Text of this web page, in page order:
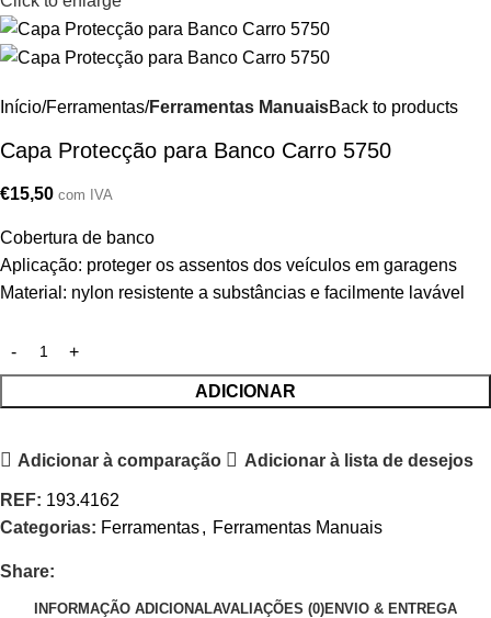
Início Ferramentas Ferramentas ManuaisBack to products
Capa Protecção para Banco Carro 5750
€15,50 com IVA
Cobertura de banco
Aplicação: proteger os assentos dos veículos em garagens
Material: nylon resistente a substâncias e facilmente lavável
ADICIONAR
Adicionar à comparação Adicionar à lista de desejos
REF: 193.4162
Categorias: Ferramentas, Ferramentas Manuais
Share:
INFORMAÇÃO ADICIONALAVALIAÇÕES (0)ENVIO & ENTREGA